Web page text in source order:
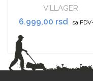
VILLAGER
6.999,00 rsd sa